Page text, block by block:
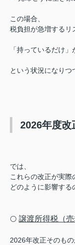
この場合、
税負担が急増するリ
「持っているだけ
という状況になりつ
2026年度改
では、
これらの改正が実際
どのように影響する
⚪️ 譲渡所得税（売
2026年改正そのも